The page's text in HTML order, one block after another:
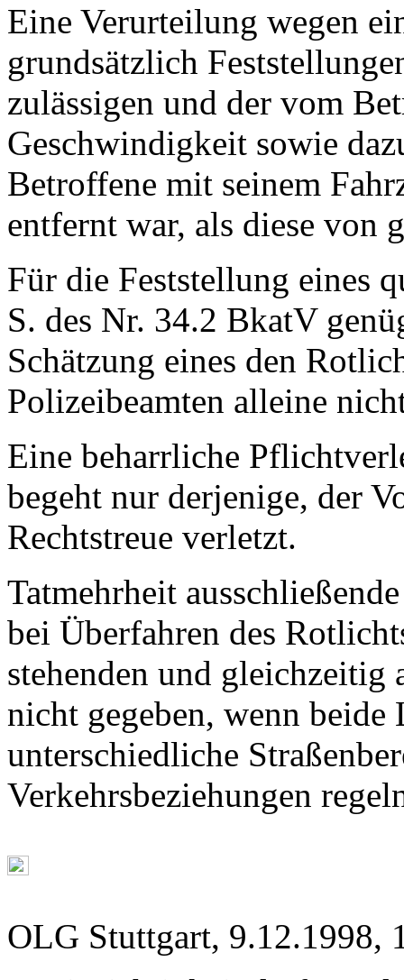
Eine Verurteilung wegen
grundsätzlich
zulässigen und der vom
Geschwindigkeit sowie
Betroffene mit seinem
entfernt war, als diese von
Für die Feststellung eines
S. des Nr. 34.2 BkatV
Schätzung eines den
Polizeibeamten alleine
Eine beharrliche
begeht nur derjenige, der
Rechtstreue verletzt.
Tatmehrheit
bei Überfahren des
stehenden und
nicht gegeben, wenn beide
unterschiedliche
Verkehrsbeziehungen
OLG Stuttgart, 9.12.1998,